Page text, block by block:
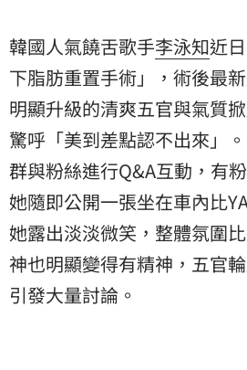
韓國人氣饒舌歌手李泳知近
下脂肪重置手術」，術後最
明顯升級的清爽五官與氣質
驚呼「美到差點認不出來」
群與粉絲進行Q&A互動，有
她隨即公開一張坐在車內比
她露出淡淡微笑，整體氛圍
神也明顯變得有精神，五官
引發大量討論。